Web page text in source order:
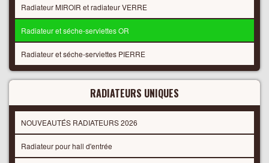
Radiateur MIROIR et radiateur VERRE
Radiateur et séche-serviettes OR
Radiateur et séche-serviettes PIERRE
RADIATEURS UNIQUES
NOUVEAUTÉS RADIATEURS 2026
Radiateur pour hall d'entrée